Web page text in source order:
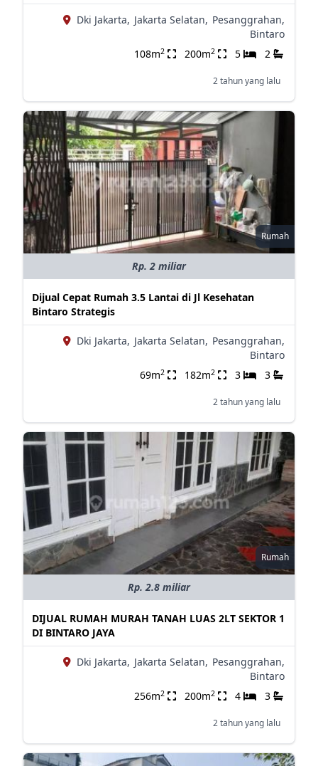
Dki Jakarta, Jakarta Selatan, Pesanggrahan,
Bintaro
108m2 200m2 5 2
2 tahun yang lalu
Rumah
Rp. 2 miliar
Dijual Cepat Rumah 3.5 Lantai di Jl Kesehatan
Bintaro Strategis
Dki Jakarta, Jakarta Selatan, Pesanggrahan,
Bintaro
69m2 182m2 3 3
2 tahun yang lalu
Rumah
Rp. 2.8 miliar
DIJUAL RUMAH MURAH TANAH LUAS 2LT SEKTOR 1
DI BINTARO JAYA
Dki Jakarta, Jakarta Selatan, Pesanggrahan,
Bintaro
256m2 200m2 4 3
2 tahun yang lalu